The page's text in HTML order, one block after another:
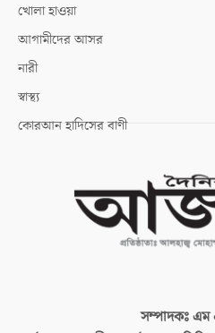
খোলা হাওয়া
আগামীদের আসর
নারী
স্বাস্থ্য
কোরআন হাদিসের বাণী
সম্পাদকঃএম